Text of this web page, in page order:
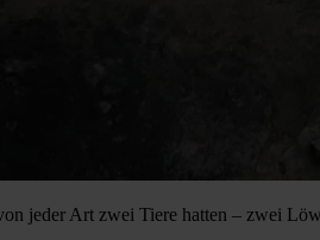
jeder Art zwei Tiere hatten – zwei